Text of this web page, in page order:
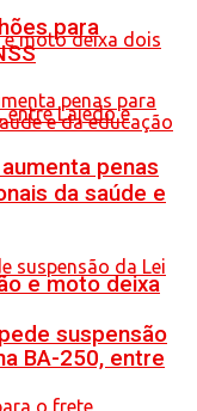
e moto deixa
BA-250, entre
para
penas
da saúde e
suspensão